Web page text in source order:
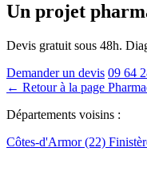
Un projet
Devis gratuit sous 48h.
Demander un devis 09 64
← Retour à la page
Départements voisins :
Côtes-d'Armor (22)